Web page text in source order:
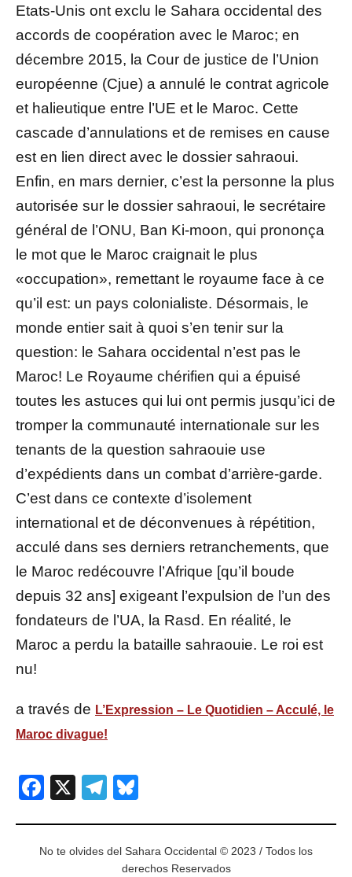
Etats-Unis ont exclu le Sahara occidental des
accords de coopération avec le Maroc; en
décembre 2015, la Cour de justice de l’Union
européenne (Cjue) a annulé le contrat agricole
et halieutique entre l’UE et le Maroc. Cette
cascade d’annulations et de remises en cause
est en lien direct avec le dossier sahraoui.
Enfin, en mars dernier, c’est la personne la plus
autorisée sur le dossier sahraoui, le secrétaire
général de l’ONU, Ban Ki-moon, qui prononça
le mot que le Maroc craignait le plus
«occupation», remettant le royaume face à ce
qu’il est: un pays colonialiste. Désormais, le
monde entier sait à quoi s’en tenir sur la
question: le Sahara occidental n’est pas le
Maroc! Le Royaume chérifien qui a épuisé
toutes les astuces qui lui ont permis jusqu’ici de
tromper la communauté internationale sur les
tenants de la question sahraouie use
d’expédients dans un combat d’arrière-garde.
C’est dans ce contexte d’isolement
international et de déconvenues à répétition,
acculé dans ses derniers retranchements, que
le Maroc redécouvre l’Afrique [qu’il boude
depuis 32 ans] exigeant l’expulsion de l’un des
fondateurs de l’UA, la Rasd. En réalité, le
Maroc a perdu la bataille sahraouie. Le roi est
nu!
a través de L’Expression – Le Quotidien – Acculé, le
Maroc divague!
Facebook
X Telegram
No te olvides del Sahara Occidental © 2023 / Todos los
derechos Reservados